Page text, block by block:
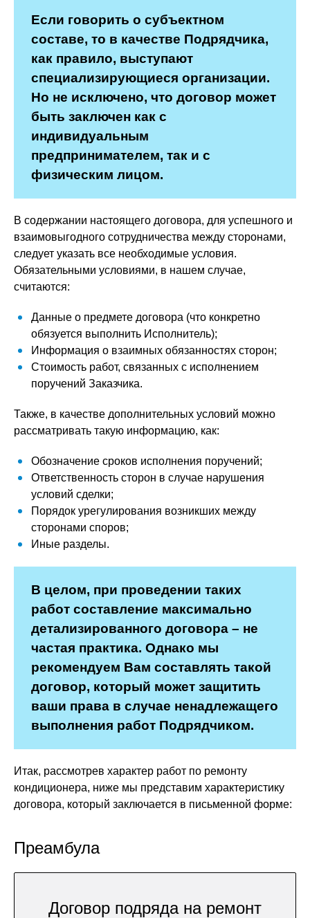
Если говорить о субъектном
составе, то в качестве Подрядчика,
как правило, выступают
специализирующиеся организации.
Но не исключено, что договор может
быть заключен как с
индивидуальным
предпринимателем, так и с
физическим лицом.
В содержании настоящего договора, для успешного и
взаимовыгодного сотрудничества между сторонами,
следует указать все необходимые условия.
Обязательными условиями, в нашем случае,
считаются:
Данные о предмете договора (что конкретно
обязуется выполнить Исполнитель);
Информация о взаимных обязанностях сторон;
Стоимость работ, связанных с исполнением
поручений Заказчика.
Также, в качестве дополнительных условий можно
рассматривать такую информацию, как:
Обозначение сроков исполнения поручений;
Ответственность сторон в случае нарушения
условий сделки;
Порядок урегулирования возникших между
сторонами споров;
Иные разделы.
В целом, при проведении таких
работ составление максимально
детализированного договора – не
частая практика. Однако мы
рекомендуем Вам составлять такой
договор, который может защитить
ваши права в случае ненадлежащего
выполнения работ Подрядчиком.
Итак, рассмотрев характер работ по ремонту
кондиционера, ниже мы представим характеристику
договора, который заключается в письменной форме:
Преамбула
Договор подряда на ремонт